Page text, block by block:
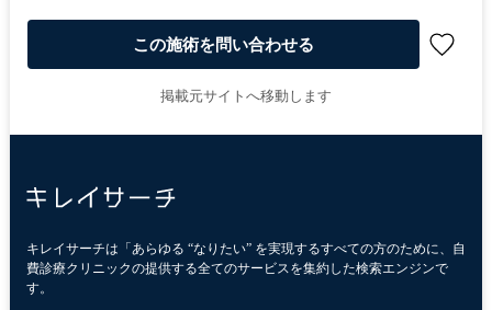
この施術を問い合わせる
掲載元サイトへ移動します
キレイサーチは「あらゆる “なりたい” を実現するすべての方のために、自
費診療クリニックの提供する全てのサービスを集約した検索エンジンで
す。